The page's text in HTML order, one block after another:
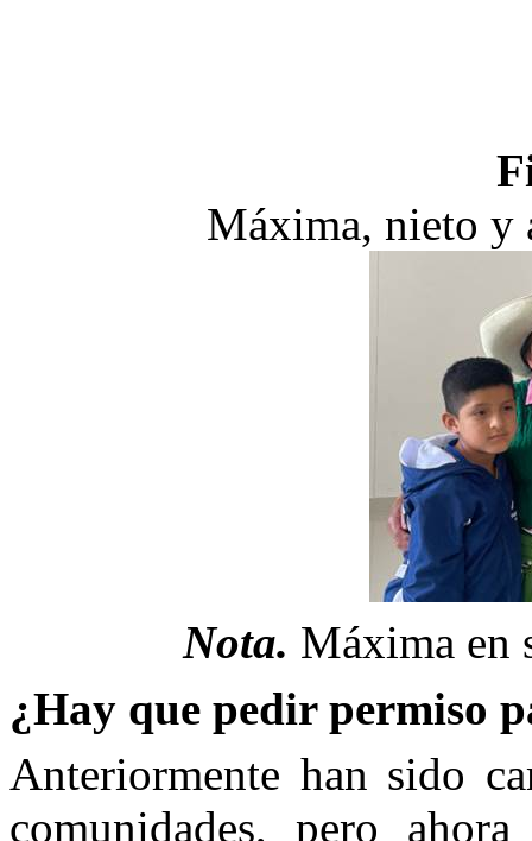
Máxima, nieto y
Nota. Máxima en
¿Hay que pedir permiso
Anteriormente han sido
comunidades, pero